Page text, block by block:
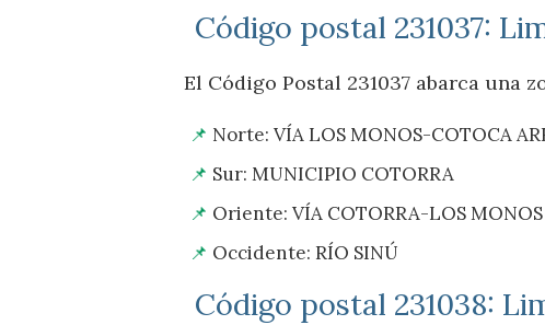
Código postal 231037:
El Código Postal 231037 abarca una
Norte: VÍA LOS MONOS-COTOCA
Sur: MUNICIPIO COTORRA
Oriente: VÍA COTORRA-LOS MONOS
Occidente: RÍO SINÚ
Código postal 231038: